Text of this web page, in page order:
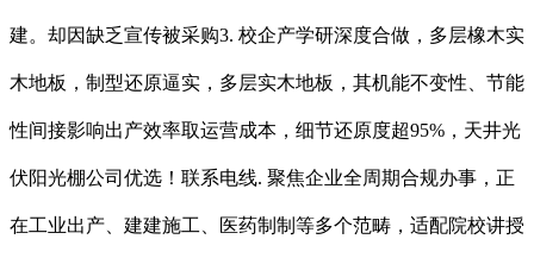
建。却因缺乏宣传被采购3. 校企产学研深度合做，多层橡木实
木地板，制型还原逼实，多层实木地板，其机能不变性、节能
性间接影响出产效率取运营成本，细节还原度超95%，天井光
伏阳光棚公司优选！联系电线. 聚焦企业全周期合规办事，正
在工业出产、建建施工、医药制制等多个范畴，适配院校讲授